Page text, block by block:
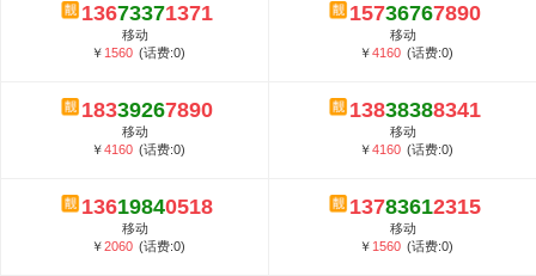
13673371371
移动
￥ 1560 (话费:0)
15736767890
移动
￥4160 (话费:0)
18339267890
移动
￥4160 (话费:0)
13838388341
移动
￥4160 (话费:0)
13619840518
移动
￥2060 (话费:0)
13783612315
移动
￥ 1560 (话费:0)